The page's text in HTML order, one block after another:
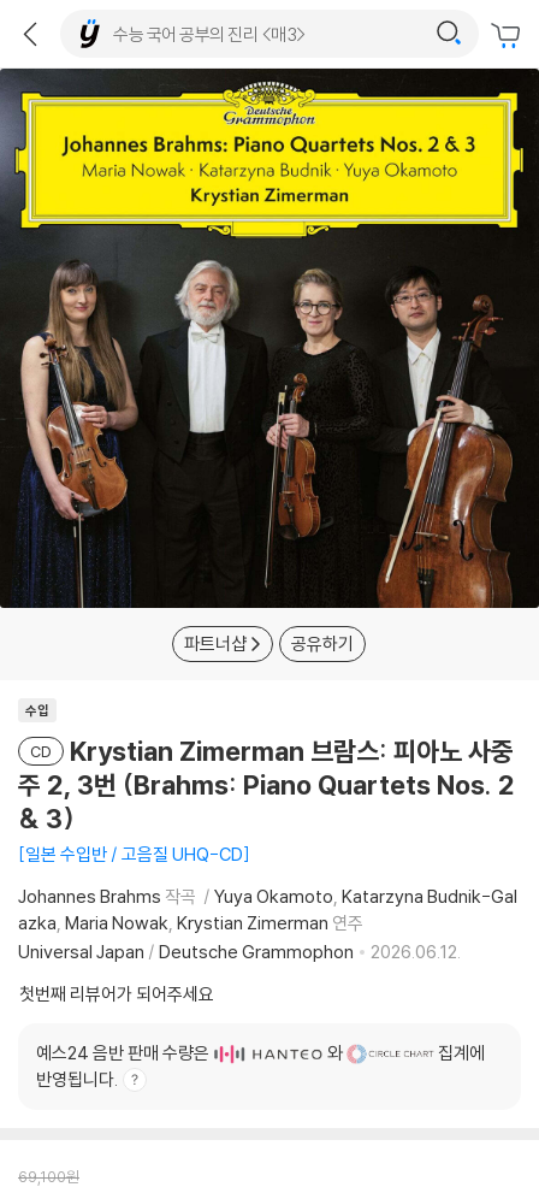
파트너샵 공유하기
수입
CD
Krystian Zimerman 브람스: 피아노 사중
주 2, 3번 (Brahms: Piano Quartets Nos. 2
& 3)
일본 수입반 / 고음질 UHQ-CD
Johannes Brahms 작곡 Yuya Okamoto Katarzyna Budnik-Gal
azka Maria Nowak Krystian Zimerman 연주
Universal Japan / Deutsche Grammophon
2026.06.12.
첫번째 리뷰어가 되어주세요
예스24 음반 판매 수량은 와
집계에
반영됩니다.
69,100원